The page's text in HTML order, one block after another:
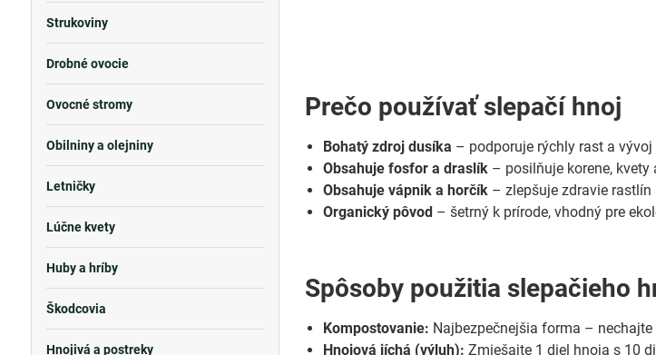
Prečo používať slepačí hnoj
Bohatý zdroj dusíka – podporuje rýchly rast a vývoj
Obsahuje fosfor a draslík – posilňuje korene, kvety
Obsahuje vápnik a horčík – zlepšuje zdravie rastlín
Organický pôvod – šetrný k prírode, vhodný pre
Spôsoby použitia slepačieho
Kompostovanie: Najbezpečnejšia forma –
Hnojová jíchá (výluh): Zmiešajte 1 diel hnoja s 10
Strukoviny
Drobné ovocie
Ovocné stromy
Obilniny a olejniny
Letničky
Lúčne kvety
Huby a hríby
Škodcovia
Hnojivá a postreky